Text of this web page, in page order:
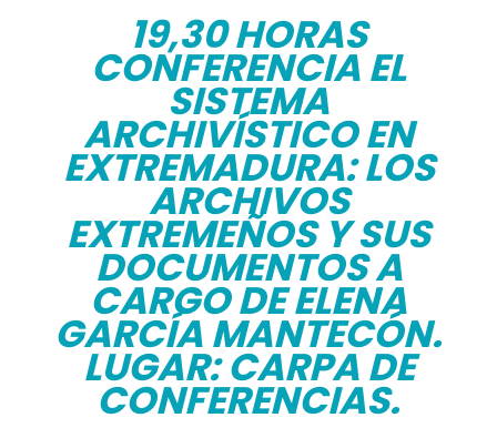
19,30 HORAS
CONFERENCIA EL
SISTEMA
ARCHIVÍSTICO EN
EXTREMADURA: LOS
ARCHIVOS
EXTREMEÑOS Y SUS
DOCUMENTOS A
CARGO DE ELENA
GARCÍA MANTECÓN.
LUGAR: CARPA DE
CONFERENCIAS.